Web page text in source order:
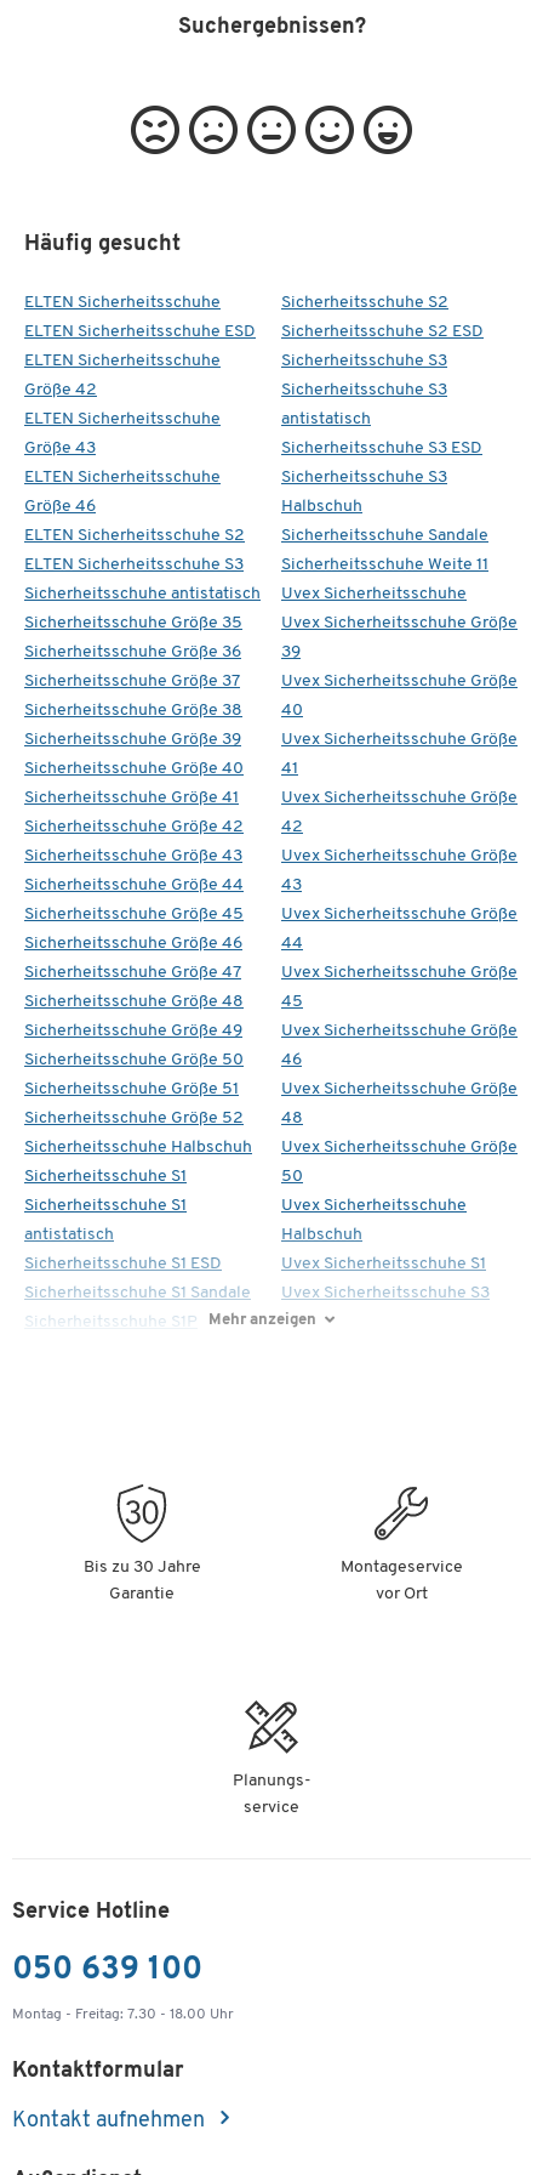
Suchergebnissen?
Häufig gesucht
ELTEN Sicherheitsschuhe
ELTEN Sicherheitsschuhe ESD
ELTEN Sicherheitsschuhe
Größe 42
ELTEN Sicherheitsschuhe
Größe 43
ELTEN Sicherheitsschuhe
Größe 46
ELTEN Sicherheitsschuhe S2
ELTEN Sicherheitsschuhe S3
Sicherheitsschuhe antistatisch
Sicherheitsschuhe Größe 35
Sicherheitsschuhe Größe 36
Sicherheitsschuhe Größe 37
Sicherheitsschuhe Größe 38
Sicherheitsschuhe Größe 39
Sicherheitsschuhe Größe 40
Sicherheitsschuhe Größe 41
Sicherheitsschuhe Größe 42
Sicherheitsschuhe Größe 43
Sicherheitsschuhe Größe 44
Sicherheitsschuhe Größe 45
Sicherheitsschuhe Größe 46
Sicherheitsschuhe Größe 47
Sicherheitsschuhe Größe 48
Sicherheitsschuhe Größe 49
Sicherheitsschuhe Größe 50
Sicherheitsschuhe Größe 51
Sicherheitsschuhe Größe 52
Sicherheitsschuhe Halbschuh
Sicherheitsschuhe S1
Sicherheitsschuhe S1
antistatisch
Sicherheitsschuhe S1 ESD
Sicherheitsschuhe S1 Sandale
Sicherheitsschuhe S1P
Sicherheitsschuhe S2
Sicherheitsschuhe S2 ESD
Sicherheitsschuhe S3
Sicherheitsschuhe S3
antistatisch
Sicherheitsschuhe S3 ESD
Sicherheitsschuhe S3
Halbschuh
Sicherheitsschuhe Sandale
Sicherheitsschuhe Weite 11
Uvex Sicherheitsschuhe
Uvex Sicherheitsschuhe Größe
39
Uvex Sicherheitsschuhe Größe
40
Uvex Sicherheitsschuhe Größe
41
Uvex Sicherheitsschuhe Größe
42
Uvex Sicherheitsschuhe Größe
43
Uvex Sicherheitsschuhe Größe
44
Uvex Sicherheitsschuhe Größe
45
Uvex Sicherheitsschuhe Größe
46
Uvex Sicherheitsschuhe Größe
48
Uvex Sicherheitsschuhe Größe
50
Uvex Sicherheitsschuhe
Halbschuh
Uvex Sicherheitsschuhe S1
Uvex Sicherheitsschuhe S3
Mehr anzeigen
Bis zu 30 Jahre
Garantie
Montageservice
vor Ort
Planungs-
service
Service Hotline
050 639 100
Montag - Freitag: 7.30 - 18.00 Uhr
Kontaktformular
Kontakt aufnehmen